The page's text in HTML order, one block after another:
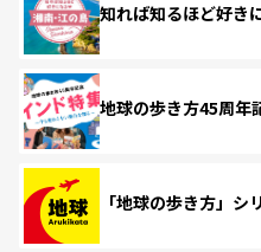
知れば知るほど好き
地球の歩き方45周年
「地球の歩き方」シ